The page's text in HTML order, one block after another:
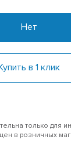
Нет
в 1 клик
только для
цен в розничных